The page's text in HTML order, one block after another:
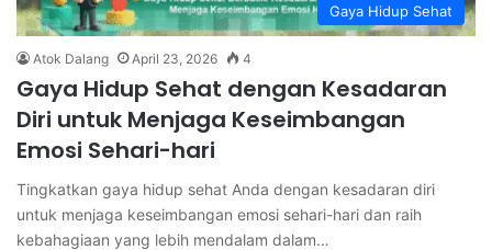
Gaya Hidup Sehat
Atok Dalang April 23, 2026 4
Gaya Hidup Sehat dengan Kesadaran
Diri untuk Menjaga Keseimbangan
Emosi Sehari-hari
Tingkatkan gaya hidup sehat Anda dengan kesadaran diri
untuk menjaga keseimbangan emosi sehari-hari dan raih
kebahagiaan yang lebih mendalam dalam…